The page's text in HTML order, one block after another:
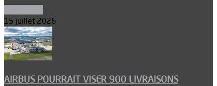
15 juillet 2026
AIRBUS POURRAIT VISER 900 LIVRAISONS